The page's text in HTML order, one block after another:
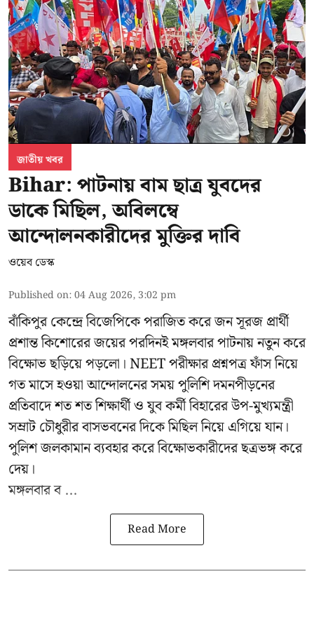
জাতীয় খবর
Bihar: পাটনায় বাম ছাত্র যুবদের
ডাকে মিছিল, অবিলম্বে
আন্দোলনকারীদের মুক্তির দাবি
ওয়েব ডেস্ক
Published on:04 Aug 2026, 3:02 pm
বাঁকিপুর কেন্দ্রে বিজেপিকে পরাজিত করে জন সূরজ প্রার্থী
প্রশান্ত কিশোরের জয়ের পরদিনই মঙ্গলবার পাটনায় নতুন করে
বিক্ষোভ ছড়িয়ে পড়লো। NEET পরীক্ষার প্রশ্নপত্র ফাঁস নিয়ে
গত মাসে হওয়া আন্দোলনের সময় পুলিশি দমনপীড়নের
প্রতিবাদে শত শত শিক্ষার্থী ও যুব কর্মী বিহারের উপ-মুখ্যমন্ত্রী
সম্রাট চৌধুরীর বাসভবনের দিকে মিছিল নিয়ে এগিয়ে যান।
পুলিশ জলকামান ব্যবহার করে বিক্ষোভকারীদের ছত্রভঙ্গ করে
দেয়।
মঙ্গলবার ব ...
Read More